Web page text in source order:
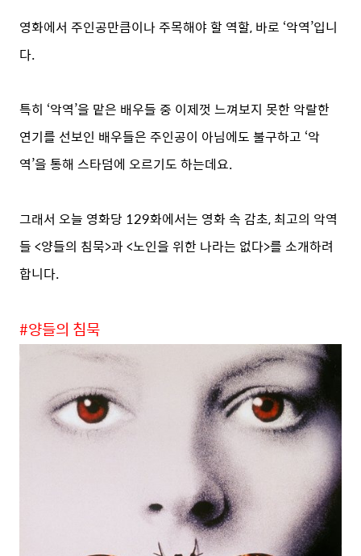
영화에서 주인공만큼이나 주목해야 할 역할, 바로 ‘악역’입니
다.
특히 ‘악역’을 맡은 배우들 중 이제껏 느껴보지 못한 악랄한
연기를 선보인 배우들은 주인공이 아님에도 불구하고 ‘악
역’을 통해 스타덤에 오르기도 하는데요.
그래서 오늘 영화당 129화에서는 영화 속 감초, 최고의 악역
들 <양들의 침묵>과 <노인을 위한 나라는 없다>를 소개하려
합니다.
#양들의 침묵